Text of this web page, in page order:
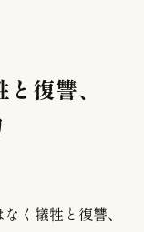
復讐、
く犠牲と復讐、